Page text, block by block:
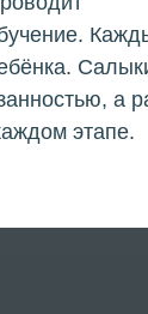
а
этапе.